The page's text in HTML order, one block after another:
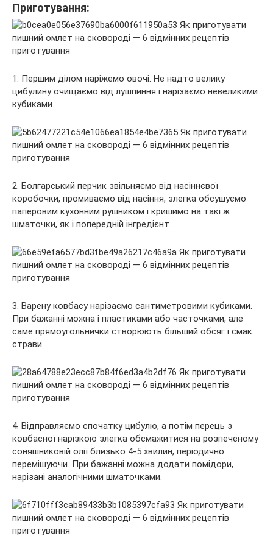
Приготування:
1. Першим ділом наріжемо овочі. Не надто велику
цибулину очищаємо від лушпиння і нарізаємо невеликими
кубиками.
2. Болгарський перчик звільняємо від насіннєвої
коробочки, промиваємо від насіння, злегка обсушуємо
паперовим кухонним рушником і кришимо на такі ж
шматочки, як і попередній інгредієнт.
3. Варену ковбасу нарізаємо сантиметровими кубиками.
При бажанні можна і пластиками або часточками, але
саме прямоугольнички створюють більший обсяг і смак
страви.
4. Відправляємо спочатку цибулю, а потім перець з
ковбасної нарізкою злегка обсмажитися на розпеченому
соняшниковій олії близько 4-5 хвилин, періодично
перемішуючи. При бажанні можна додати помідори,
нарізані аналогічними шматочками.